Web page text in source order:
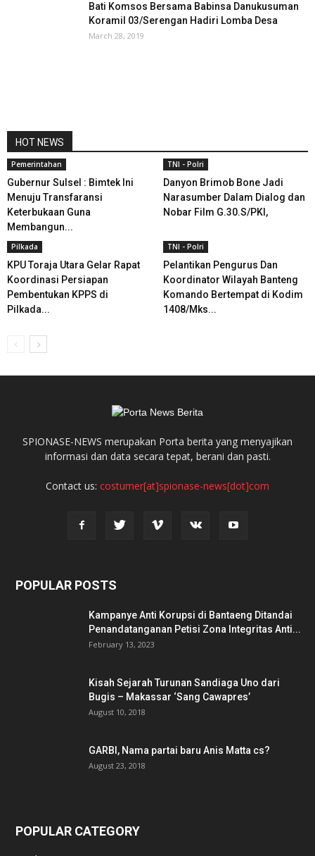
Bati Komsos Bersama Babinsa Danukusuman
Koramil 03/Serengan Hadiri Lomba Desa
March 28, 2019
HOT NEWS
Pemerintahan
Gubernur Sulsel : Bimtek Ini
Menuju Transfaransi
Keterbukaan Guna
Membangun...
TNI - Polri
Danyon Brimob Bone Jadi
Narasumber Dalam Dialog dan
Nobar Film G.30.S/PKI,
Pilkada
KPU Toraja Utara Gelar Rapat
Koordinasi Persiapan
Pembentukan KPPS di
Pilkada...
TNI - Polri
Pelantikan Pengurus Dan
Koordinator Wilayah Banteng
Komando Bertempat di Kodim
1408/Mks...
SPIONASE-NEWS merupakan Porta berita yang menyajikan
informasi dan data secara tepat, berani dan pasti.
Contact us: costumer[at]spionase-news[dot]com
POPULAR POSTS
Kampanye Anti Korupsi di Bantaeng Ditandai
Penandatanganan Petisi Zona Integritas Anti...
February 13, 2023
Kisah Sejarah Turunan Sandiaga Uno dari
Bugis – Makassar ‘Sang Cawapres’
August 10, 2018
GARBI, Nama partai baru Anis Matta cs?
August 23, 2018
POPULAR CATEGORY